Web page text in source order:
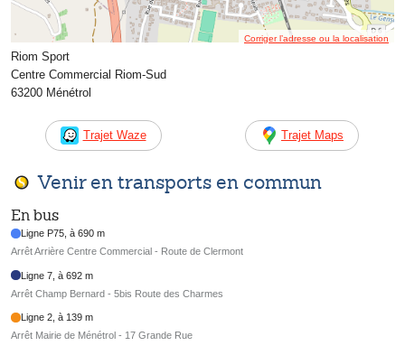
Corriger l’adresse ou la localisation
Riom Sport
Centre Commercial Riom-Sud
63200 Ménétrol
Trajet Waze Trajet Maps
Venir en transports en commun
En bus
Ligne P75, à 690 m
Arrêt Arrière Centre Commercial - Route de Clermont
Ligne 7, à 692 m
Arrêt Champ Bernard - 5bis Route des Charmes
Ligne 2, à 139 m
Arrêt Mairie de Ménétrol - 17 Grande Rue